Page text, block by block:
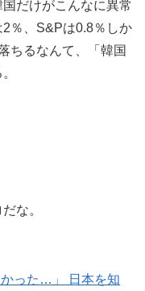
だけがこんなに異常
％、S&Pは0.8％しか
ちるなんて、「韓国
な。
った…」 日本を知